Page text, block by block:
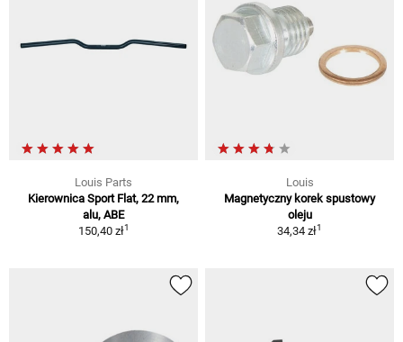
Louis Parts
Kierownica Sport Flat, 22 mm,
alu, ABE
150,40 zł1
Louis
Magnetyczny korek spustowy
oleju
34,34 zł1